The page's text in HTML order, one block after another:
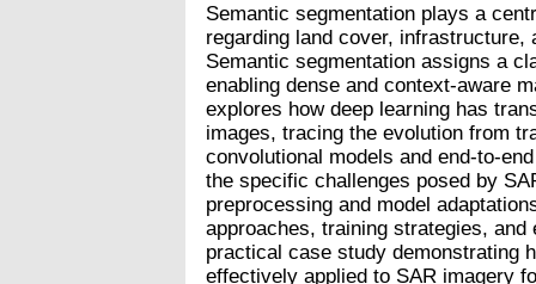
Semantic segmentation plays a
regarding land cover,
Semantic segmentation assigns a
enabling dense and context-aware
explores how deep learning has
images, tracing the evolution from
convolutional models and end-to-
the specific challenges posed by
preprocessing and model
approaches, training strategies,
practical case study demonstrating
effectively applied to SAR imagery